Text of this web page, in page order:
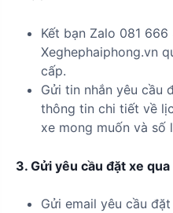
Kết bạn Zalo 081
Xeghephaiphong.vn
cấp.
Gửi tin nhắn yêu cầu
thông tin chi tiết về
xe mong muốn và số
3. Gửi yêu cầu đặt xe
Gửi email yêu cầu